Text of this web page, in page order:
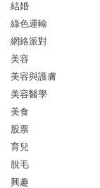
結婚
綠色運輸
網絡派對
美容
美容與護膚
美容醫學
美食
股票
育兒
脫毛
興趣